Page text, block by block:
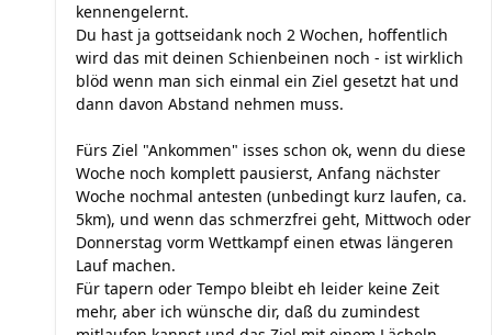
kennengelernt.
Du hast ja gottseidank noch 2 Wochen, hoffentlich
wird das mit deinen Schienbeinen noch - ist wirklich
blöd wenn man sich einmal ein Ziel gesetzt hat und
dann davon Abstand nehmen muss.
Fürs Ziel "Ankommen" isses schon ok, wenn du diese
Woche noch komplett pausierst, Anfang nächster
Woche nochmal antesten (unbedingt kurz laufen, ca.
5km), und wenn das schmerzfrei geht, Mittwoch oder
Donnerstag vorm Wettkampf einen etwas längeren
Lauf machen.
Für tapern oder Tempo bleibt eh leider keine Zeit
mehr, aber ich wünsche dir, daß du zumindest